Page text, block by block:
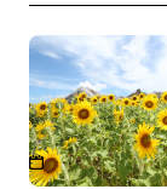
白崎海洋公園
花壇
2026年8月1日
1日